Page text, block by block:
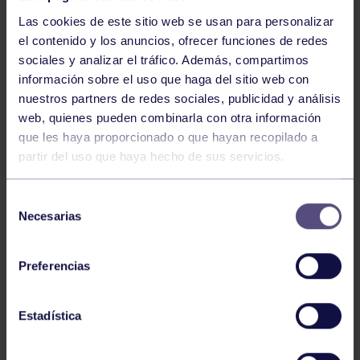
Las cookies de este sitio web se usan para personalizar
el contenido y los anuncios, ofrecer funciones de redes
sociales y analizar el tráfico. Además, compartimos
información sobre el uso que haga del sitio web con
nuestros partners de redes sociales, publicidad y análisis
web, quienes pueden combinarla con otra información
que les haya proporcionado o que hayan recopilado a
partir del uso que haya hecho de sus servicios.
Necesarias
Preferencias
Estadística
Baloncesto
ÚLTIMOS RESULTADOS DE LA SECCIÓN
Baloncesto